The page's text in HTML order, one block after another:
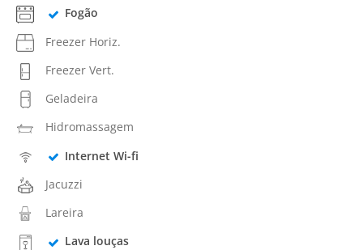
Fogão
Freezer Horiz.
Freezer Vert.
Geladeira
Hidromassagem
Internet Wi-fi
Jacuzzi
Lareira
Lava louças